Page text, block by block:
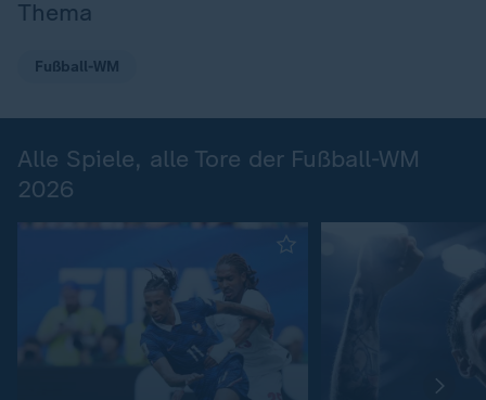
Thema
Fußball-WM
Alle Spiele, alle Tore der Fußball-WM
2026